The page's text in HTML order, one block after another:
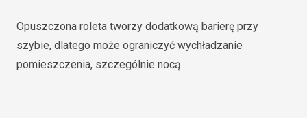
Opuszczona roleta tworzy dodatkową barierę przy
szybie, dlatego może ograniczyć wychładzanie
pomieszczenia, szczególnie nocą.